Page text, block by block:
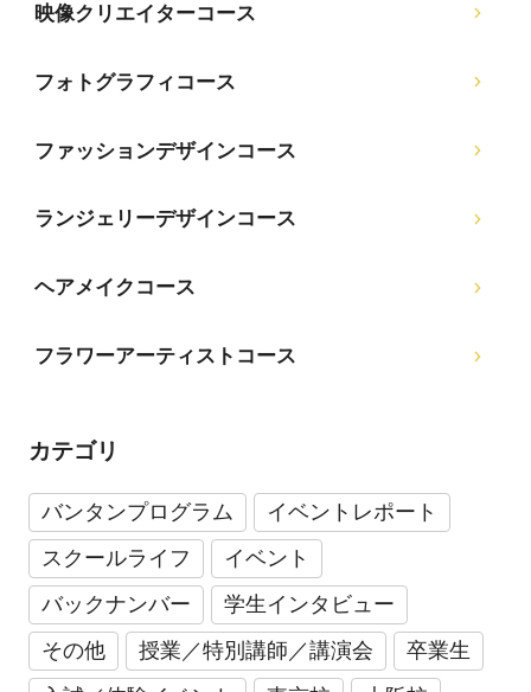
映像クリエイターコース
フォトグラフィコース
ファッションデザインコース
ランジェリーデザインコース
ヘアメイクコース
フラワーアーティストコース
カテゴリ
バンタンプログラム
イベントレポート
スクールライフ
イベント
バックナンバー
学生インタビュー
その他
授業／特別講師／講演会
卒業生